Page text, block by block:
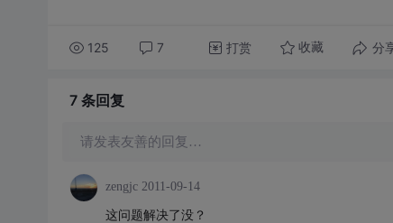
125 7 打赏 收藏 分
7 条回复
请发表友善的回复…
zengjc 2011-09-14
这问题解决了没？